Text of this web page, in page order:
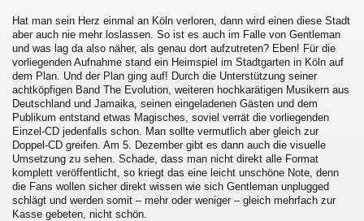
Hat man sein Herz einmal an Köln verloren, dann wird einen diese Stadt
aber auch nie mehr loslassen. So ist es auch im Falle von Gentleman
und was lag da also näher, als genau dort aufzutreten? Eben! Für die
vorliegenden Aufnahme stand ein Heimspiel im Stadtgarten in Köln auf
dem Plan. Und der Plan ging auf! Durch die Unterstützung seiner
achtköpfigen Band The Evolution, weiteren hochkarätigen Musikern aus
Deutschland und Jamaika, seinen eingeladenen Gästen und dem
Publikum entstand etwas Magisches, soviel verrät die vorliegenden
Einzel-CD jedenfalls schon. Man sollte vermutlich aber gleich zur
Doppel-CD greifen. Am 5. Dezember gibt es dann auch die visuelle
Umsetzung zu sehen. Schade, dass man nicht direkt alle Format
komplett veröffentlicht, so kriegt das eine leicht unschöne Note, denn
die Fans wollen sicher direkt wissen wie sich Gentleman unplugged
schlägt und werden somit – mehr oder weniger – gleich mehrfach zur
Kasse gebeten, nicht schön.